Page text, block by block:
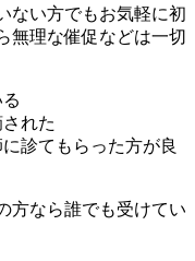
ない方でもお気軽に初
無理な催促などは一切
れた
診てもらった方が良
方なら誰でも受けてい